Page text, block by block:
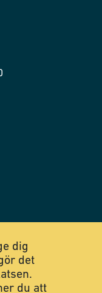
dig
det
du att